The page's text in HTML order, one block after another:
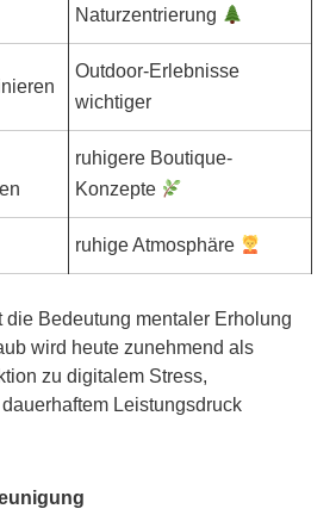
Naturzentrierung
Outdoor-Erlebnisse
wichtiger
ruhigere Boutique-
Konzepte
ruhige Atmosphäre
die Bedeutung mentaler Erholung
wird heute zunehmend als
zu digitalem Stress,
Leistungsdruck